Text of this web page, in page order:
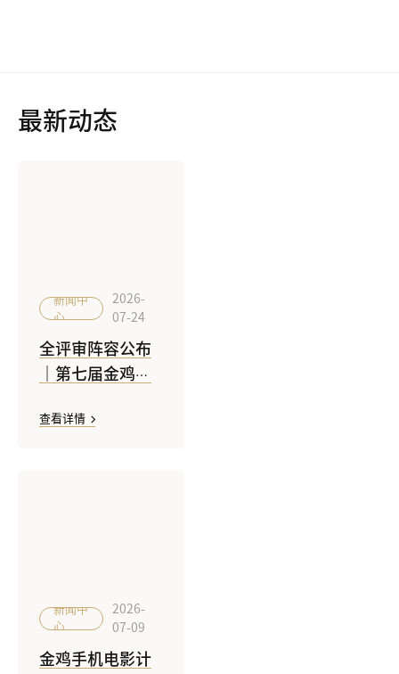
最新动态
新闻中
心
2026-
07-24
全评审阵容公布
｜第七届金鸡手
倒计时7天
查看详情
新闻中
心
2026-
07-09
金鸡手机电影计